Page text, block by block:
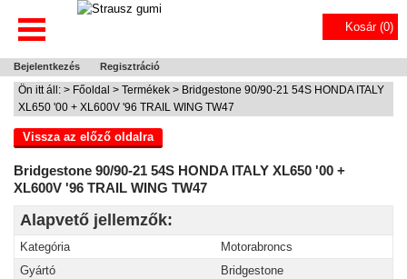
Kosár (0)
Bejelentkezés Regisztráció
Ön itt áll: > Főoldal > Termékek > Bridgestone 90/90-21 54S HONDA ITALY
XL650 '00 + XL600V '96 TRAIL WING TW47
Vissza az előző oldalra
Bridgestone 90/90-21 54S HONDA ITALY XL650 '00 +
XL600V '96 TRAIL WING TW47
Alapvető jellemzők:
Kategória
Motorabroncs
Gyártó
Bridgestone